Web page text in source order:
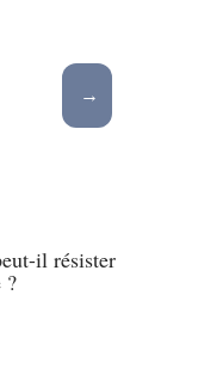
il résister
?